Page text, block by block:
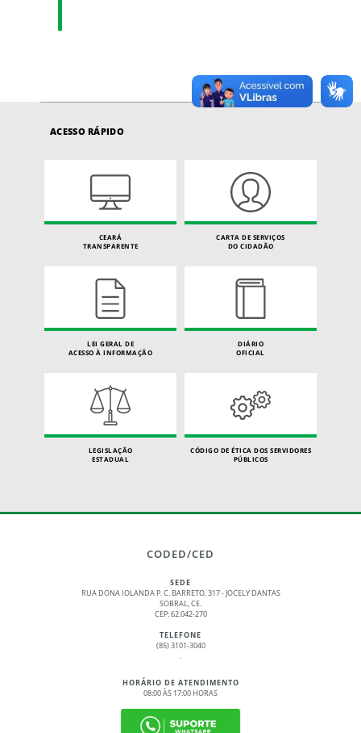
ACESSO RÁPIDO
CEARÁ
TRANSPARENTE
CARTA DE SERVIÇOS
DO CIDADÃO
LEI GERAL DE
ACESSO À INFORMAÇÃO
DIÁRIO
OFICIAL
LEGISLAÇÃO
ESTADUAL
CÓDIGO DE ÉTICA DOS SERVIDORES
PÚBLICOS
CODED/CED
SEDE
RUA DONA IOLANDA P. C. BARRETO, 317 - JOCELY DANTAS
SOBRAL, CE.
CEP: 62.042-270
TELEFONE
(85) 3101-3040
.
HORÁRIO DE ATENDIMENTO
08:00 ÀS 17:00 HORAS